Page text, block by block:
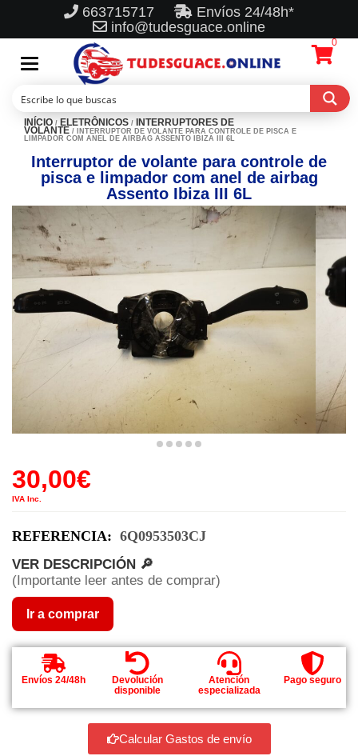
663715717
Envíos 24/48h*
info@tudesguace.online
Toggle
navigation
0
INÍCIO / ELETRÔNICOS / INTERRUPTORES DE
VOLANTE / INTERRUPTOR DE VOLANTE PARA CONTROLE DE PISCA E
LIMPADOR COM ANEL DE AIRBAG ASSENTO IBIZA III 6L
Interruptor de volante para controle de
pisca e limpador com anel de airbag
Assento Ibiza III 6L
30,00€
IVA Inc.
REFERENCIA: 6Q0953503CJ
VER DESCRIPCIÓN 🔎
(Importante leer antes de comprar)
Ir a comprar
Envíos 24/48h
Devolución
disponible
Atención
especializada
Pago seguro
Calcular Gastos de envío